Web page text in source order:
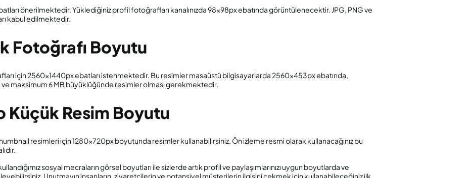
önerilmektedir. Yüklediğiniz profil fotoğrafları kanalınızda 98x98px ebatında görüntülenecektir. JPG, PNG ve
kabul edilmektedir.
Fotoğrafı Boyutu
için 2560x1440px ebatları istenmektedir. Bu resimler masaüstü bilgisayarlarda 2560x453px ebatında,
maksimum 6 MB büyüklüğünde resimler olması gerekmektedir.
Küçük Resim Boyutu
resimleri için 1280x720px boyutunda resimler kullanabilirsiniz. Ön izleme resmi olarak kullanacağınız bu
sosyal mecraların görsel boyutları ile sizlerde artık profil ve paylaşımlarınızı uygun boyutlarda ve
Unutmayın insanların, ziyaretçilerin ve potansiyel müşterilerin ilgisini çekmek için kullanabileceğiniz ilk